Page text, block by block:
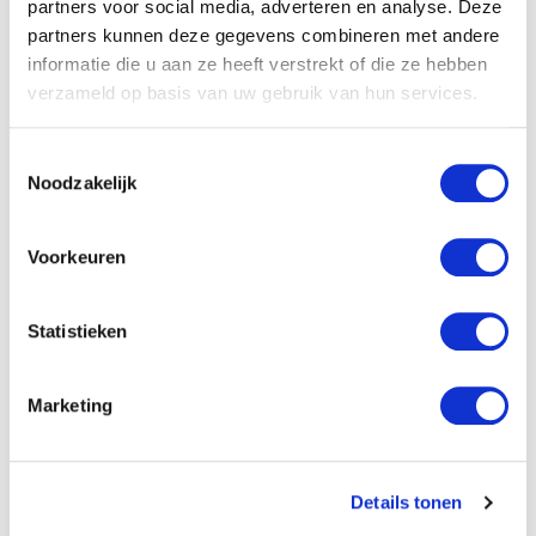
partners voor social media, adverteren en analyse. Deze
partners kunnen deze gegevens combineren met andere
informatie die u aan ze heeft verstrekt of die ze hebben
verzameld op basis van uw gebruik van hun services.
Noodzakelijk
Voorkeuren
Statistieken
Marketing
Details tonen
Voor 12 uur besteld, vandaag verzonden
Allergrootste kleurplaat voor kerst
De allergrootste kleurplaat voor Kerst In deze - als boek